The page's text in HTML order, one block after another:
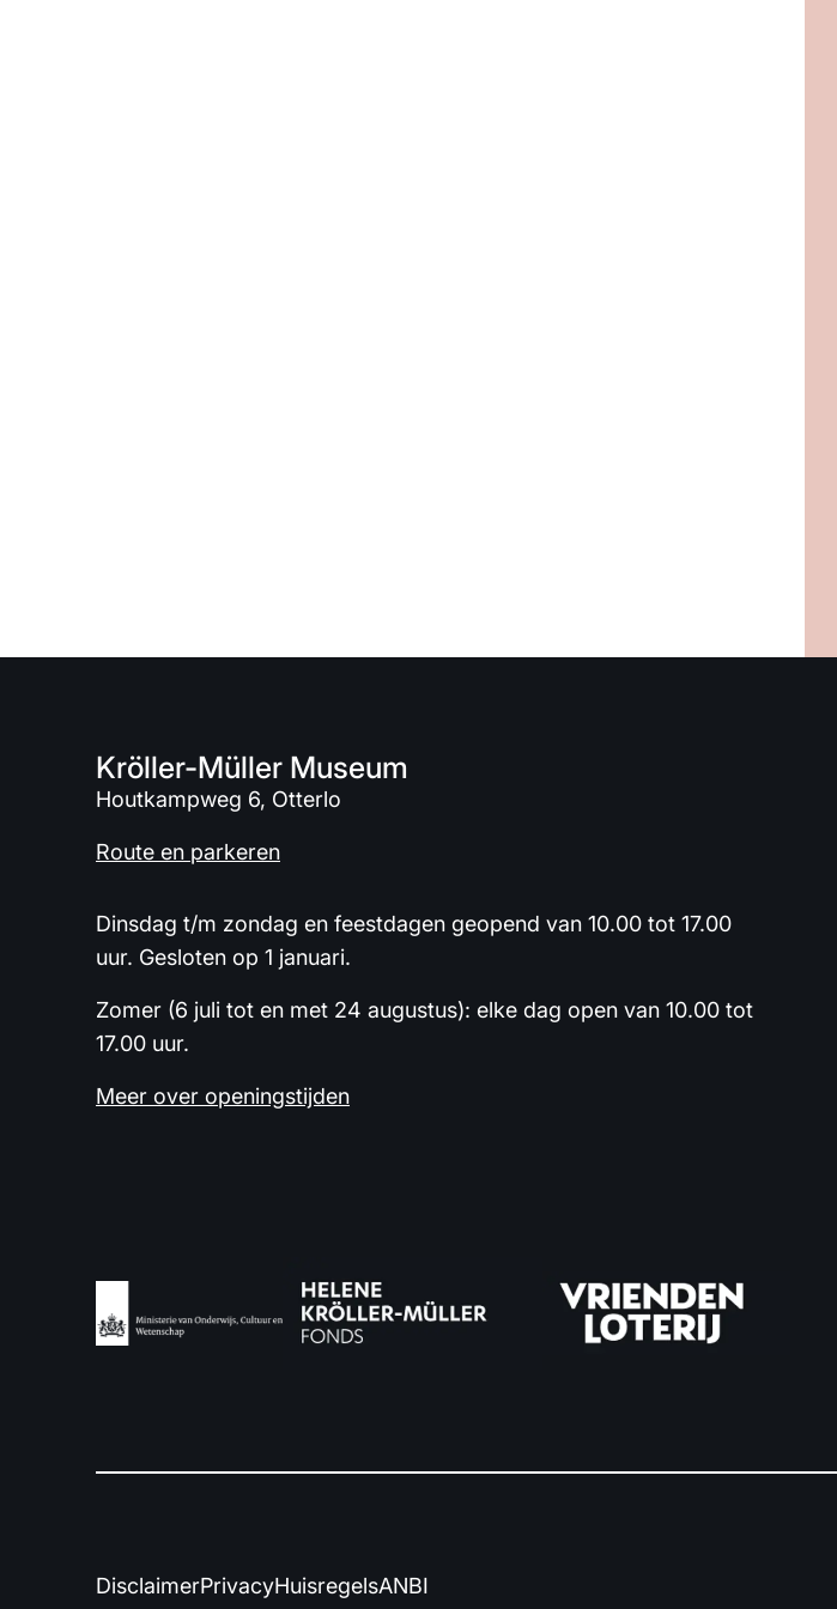
Kröller-Müller Museum
Houtkampweg 6, Otterlo
Route en parkeren
Dinsdag t/m zondag en feestdagen geopend van 10.00 tot 17.00
uur. Gesloten op 1 januari.
Zomer (6 juli tot en met 24 augustus): elke dag open van 10.00 tot
17.00 uur.
Meer over openingstijden
DisclaimerPrivacyHuisregelsANBI